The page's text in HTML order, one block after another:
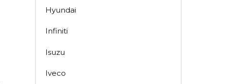
Hyundai
Infiniti
Isuzu
Iveco